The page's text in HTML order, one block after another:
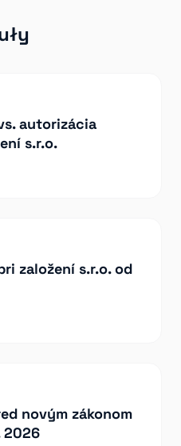
autorizácia
s.r.o.
založení s.r.o. od
novým zákonom
2026